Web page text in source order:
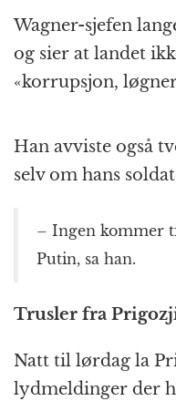
Wagner-sjefen
og sier at landet
«korrupsjon,
Han avviste også
selv om hans
– Ingen kommer
Putin, sa han.
Trusler fra
Natt til lørdag la
lydmeldinger der